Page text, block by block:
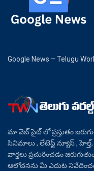
Google News – Telugu
మా వెబ్ సైట్ లో ప్రస్తుతం
సినిమాలు , లేటెస్ట్ న్యూస్ ,
వార్తలు ప్రచురించడం
ఆలోచనను మీ ఎదుట